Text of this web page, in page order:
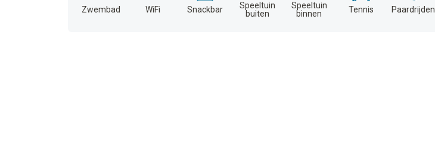
Zwembad WiFi Snackbar
Speeltuin
buiten
Speeltuin
binnen
Tennis Paardrijden